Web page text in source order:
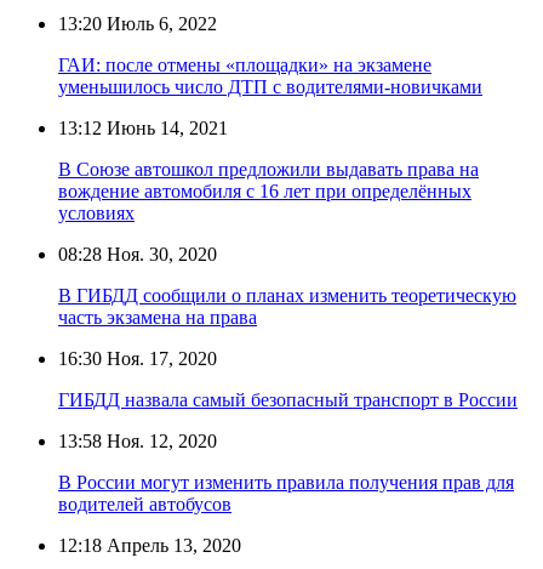
13:20 Июль 6, 2022
ГАИ: после отмены «площадки» на экзамене
уменьшилось число ДТП с водителями-новичками
13:12 Июнь 14, 2021
В Союзе автошкол предложили выдавать права на
вождение автомобиля с 16 лет при определённых
условиях
08:28 Ноя. 30, 2020
В ГИБДД сообщили о планах изменить теоретическую
часть экзамена на права
16:30 Ноя. 17, 2020
ГИБДД назвала самый безопасный транспорт в России
13:58 Ноя. 12, 2020
В России могут изменить правила получения прав для
водителей автобусов
12:18 Апрель 13, 2020